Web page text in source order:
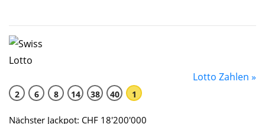
Lotto Zahlen »
2 6 8 14 38 40 1
Nächster Jackpot: CHF 18'200'000